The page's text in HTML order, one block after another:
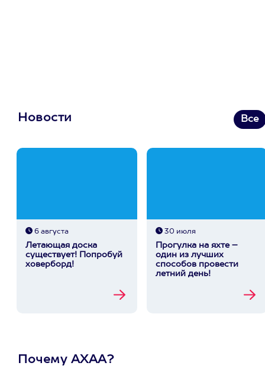
Новости Все
6 августа
Летающая доска
существует! Попробуй
ховерборд!
30 июля
Прогулка на яхте –
один из лучших
способов провести
летний день!
Почему АХАА?